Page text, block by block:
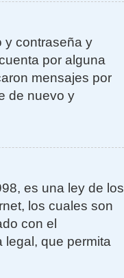
y contraseña y
por alguna
mensajes por
de nuevo y
es una ley de los
los cuales son
con el
legal, que permita